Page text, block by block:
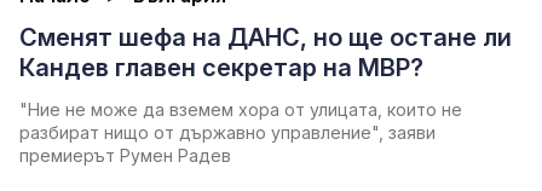
Сменят шефа на ДАНС, но ще остане ли
Кандев главен секретар на МВР?
"Ние не може да вземем хора от улицата, които не
разбират нищо от държавно управление", заяви
премиерът Румен Радев